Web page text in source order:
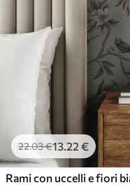
22.03€13.22 €